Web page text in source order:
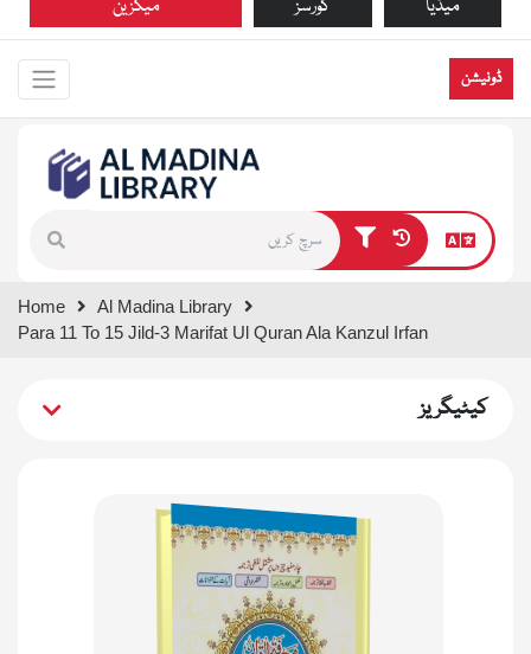
میگزین کورسز میڈیا
ڈونیشن
results.
Home
Al Madina Library
Para 11 To 15 Jild-3 Marifat Ul Quran Ala Kanzul Irfan
کیٹیگریز